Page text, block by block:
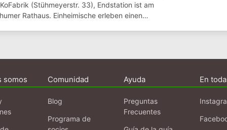
(Stühmeyerstr. 33), Endstation ist am
Rathaus. Einheimische erleben einen
somos Comunidad
Blog
Programa de
Ayuda
Preguntas
Frecuentes
En